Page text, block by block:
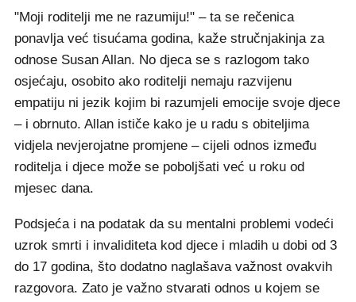
"Moji roditelji me ne razumiju!" – ta se rečenica
ponavlja već tisućama godina, kaže stručnjakinja za
odnose Susan Allan. No djeca se s razlogom tako
osjećaju, osobito ako roditelji nemaju razvijenu
empatiju ni jezik kojim bi razumjeli emocije svoje djece
– i obrnuto. Allan ističe kako je u radu s obiteljima
vidjela nevjerojatne promjene – cijeli odnos između
roditelja i djece može se poboljšati već u roku od
mjesec dana.
Podsjeća i na podatak da su mentalni problemi vodeći
uzrok smrti i invaliditeta kod djece i mladih u dobi od 3
do 17 godina, što dodatno naglašava važnost ovakvih
razgovora. Zato je važno stvarati odnos u kojem se